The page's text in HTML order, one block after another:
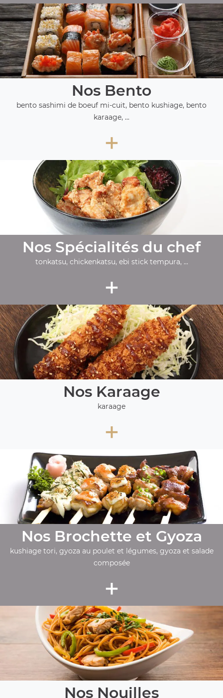
Nos Bento
bento sashimi de boeuf mi-cuit, bento kushiage, bento
karaage, ...
+
Nos Spécialités du chef
tonkatsu, chickenkatsu, ebi stick tempura, ...
+
Nos Karaage
karaage
+
Nos Brochette et Gyoza
kushiage tori, gyoza au poulet et légumes, gyoza et salade
composée
+
Nos Nouilles